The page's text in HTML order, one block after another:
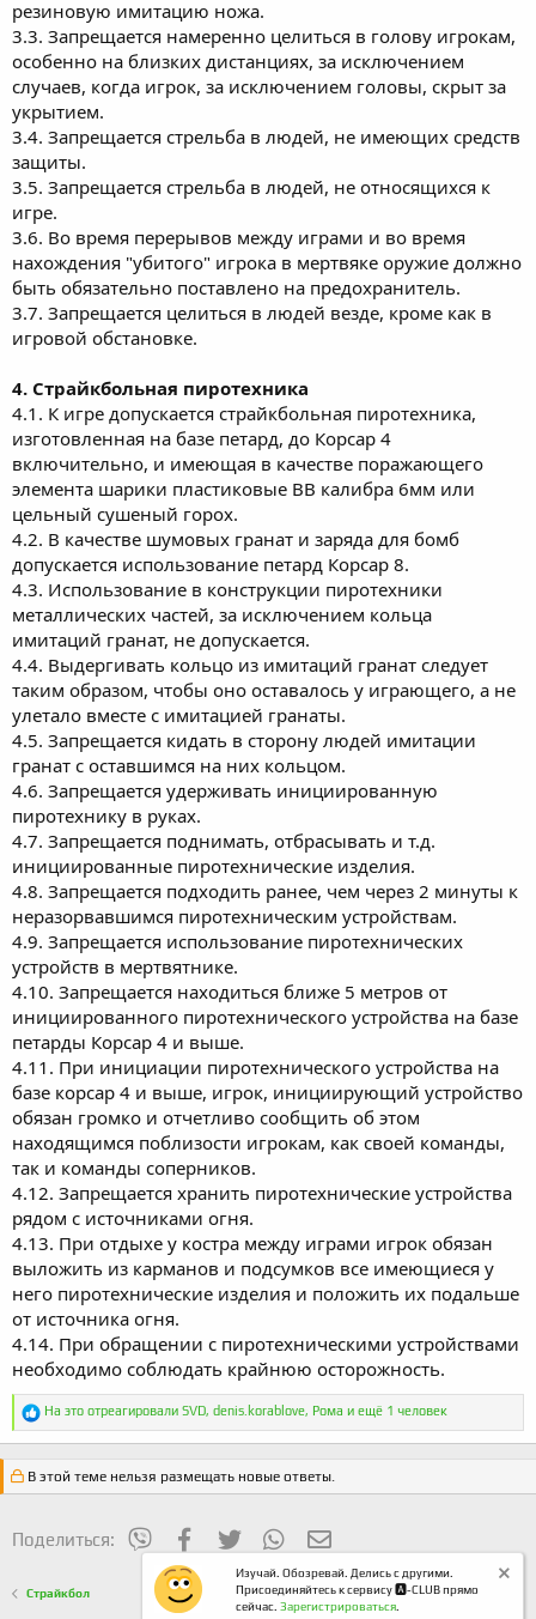
резиновую имитацию ножа.
3.3. Запрещается намеренно целиться в голову игрокам,
особенно на близких дистанциях, за исключением
случаев, когда игрок, за исключением головы, скрыт за
укрытием.
3.4. Запрещается стрельба в людей, не имеющих средств
защиты.
3.5. Запрещается стрельба в людей, не относящихся к
игре.
3.6. Во время перерывов между играми и во время
нахождения "убитого" игрока в мертвяке оружие должно
быть обязательно поставлено на предохранитель.
3.7. Запрещается целиться в людей везде, кроме как в
игровой обстановке.
4. Страйкбольная пиротехника
4.1. К игре допускается страйкбольная пиротехника,
изготовленная на базе петард, до Корсар 4
включительно, и имеющая в качестве поражающего
элемента шарики пластиковые ВВ калибра 6мм или
цельный сушеный горох.
4.2. В качестве шумовых гранат и заряда для бомб
допускается использование петард Корсар 8.
4.3. Использование в конструкции пиротехники
металлических частей, за исключением кольца
имитаций гранат, не допускается.
4.4. Выдергивать кольцо из имитаций гранат следует
таким образом, чтобы оно оставалось у играющего, а не
улетало вместе с имитацией гранаты.
4.5. Запрещается кидать в сторону людей имитации
гранат с оставшимся на них кольцом.
4.6. Запрещается удерживать инициированную
пиротехнику в руках.
4.7. Запрещается поднимать, отбрасывать и т.д.
инициированные пиротехнические изделия.
4.8. Запрещается подходить ранее, чем через 2 минуты к
неразорвавшимся пиротехническим устройствам.
4.9. Запрещается использование пиротехнических
устройств в мертвятнике.
4.10. Запрещается находиться ближе 5 метров от
инициированного пиротехнического устройства на базе
петарды Корсар 4 и выше.
4.11. При инициации пиротехнического устройства на
базе корсар 4 и выше, игрок, инициирующий устройство
обязан громко и отчетливо сообщить об этом
находящимся поблизости игрокам, как своей команды,
так и команды соперников.
4.12. Запрещается хранить пиротехнические устройства
рядом с источниками огня.
4.13. При отдыхе у костра между играми игрок обязан
выложить из карманов и подсумков все имеющиеся у
него пиротехнические изделия и положить их подальше
от источника огня.
4.14. При обращении с пиротехническими устройствами
необходимо соблюдать крайнюю осторожность.
Р
а
ц
и
На это отреагировали SVD, denis.korablove, Рома и ещё 1 человек
В этой теме нельзя размещать новые ответы.
Поделиться: mes_viberFacebook
Twitter WhatsAppЭлектронная почта
Страйкбол
Изучай. Обозревай. Делись с другими.
Присоединяйтесь к сервису 🅰️-CLUB прямо
сейчас. Зарегистрироваться